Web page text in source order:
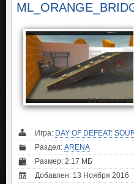
Игра: DAY OF DEFEAT:
Раздел: ARENA
Размер: 2.17 МБ
Добавлен: 13 Ноября 2016